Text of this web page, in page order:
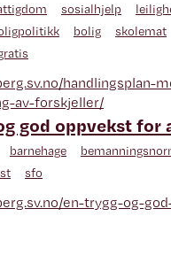
sosialhjelp
bolig skolemat
handlingsplan-
av-forskjeller/
god oppvekst for
barnehage
sfo
en-trygg-og-